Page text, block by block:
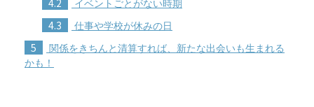
イベントごとがない時期
4.3 仕事や学校が休みの日
5
関係をきちんと清算すれば、新たな出会いも生まれる
かも！